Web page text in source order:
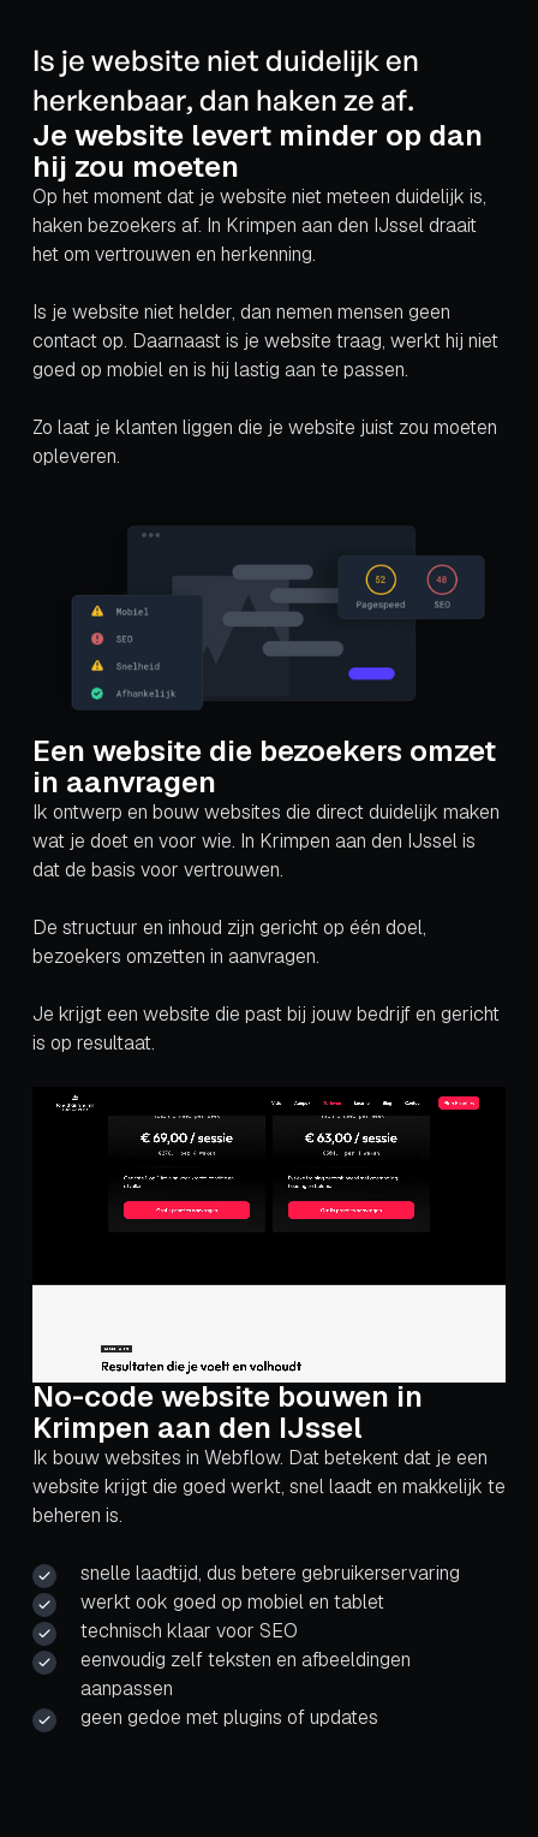
Is je website niet duidelijk en
herkenbaar, dan haken ze af.
Je website levert minder op dan
hij zou moeten
Op het moment dat je website niet meteen duidelijk is,
haken bezoekers af. In Krimpen aan den IJssel draait
het om vertrouwen en herkenning.
Is je website niet helder, dan nemen mensen geen
contact op. Daarnaast is je website traag, werkt hij niet
goed op mobiel en is hij lastig aan te passen.
Zo laat je klanten liggen die je website juist zou moeten
opleveren.
Een website die bezoekers omzet
in aanvragen
Ik ontwerp en bouw websites die direct duidelijk maken
wat je doet en voor wie. In Krimpen aan den IJssel is
dat de basis voor vertrouwen.
De structuur en inhoud zijn gericht op één doel,
bezoekers omzetten in aanvragen.
Je krijgt een website die past bij jouw bedrijf en gericht
is op resultaat.
No-code website bouwen in
Krimpen aan den IJssel
Ik bouw websites in Webflow. Dat betekent dat je een
website krijgt die goed werkt, snel laadt en makkelijk te
beheren is.
snelle laadtijd, dus betere gebruikerservaring
werkt ook goed op mobiel en tablet
technisch klaar voor SEO
eenvoudig zelf teksten en afbeeldingen
aanpassen
geen gedoe met plugins of updates